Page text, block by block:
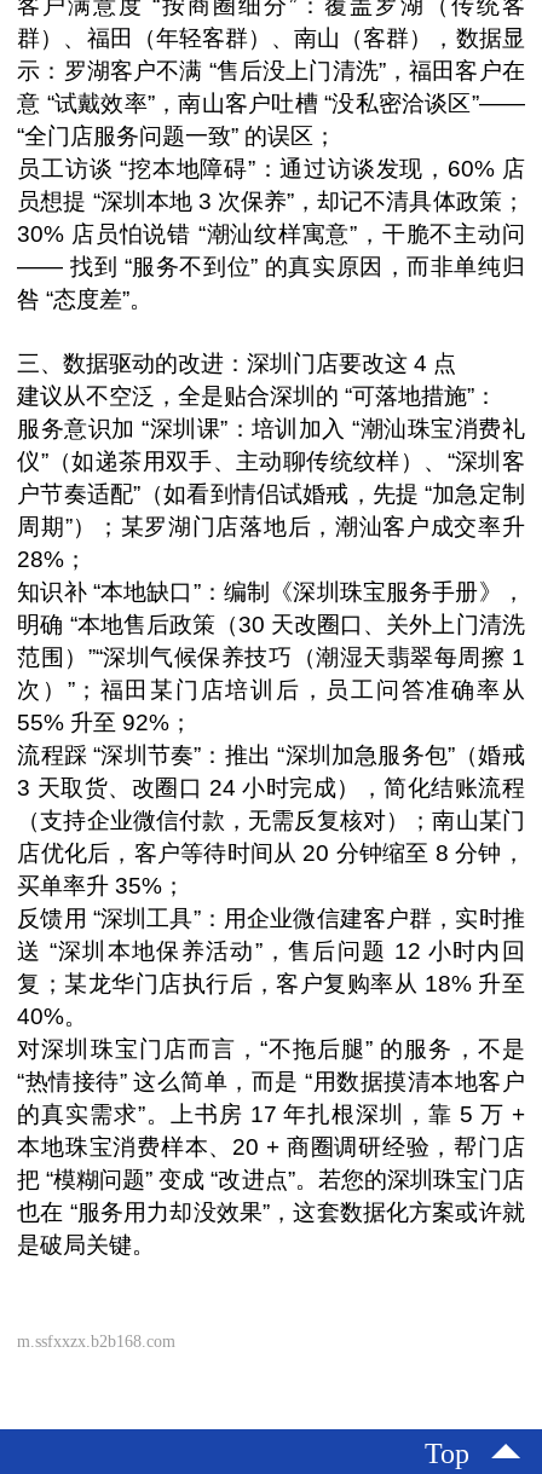
客户满意度 “按商圈细分”：覆盖罗湖（传统客
群）、福田（年轻客群）、南山（客群），数据显
示：罗湖客户不满 “售后没上门清洗”，福田客户在
意 “试戴效率”，南山客户吐槽 “没私密洽谈区”——
“全门店服务问题一致” 的误区；
员工访谈 “挖本地障碍”：通过访谈发现，60% 店
员想提 “深圳本地 3 次保养”，却记不清具体政策；
30% 店员怕说错 “潮汕纹样寓意”，干脆不主动问
—— 找到 “服务不到位” 的真实原因，而非单纯归
咎 “态度差”。
三、数据驱动的改进：深圳门店要改这 4 点
建议从不空泛，全是贴合深圳的 “可落地措施”：
服务意识加 “深圳课”：培训加入 “潮汕珠宝消费礼
仪”（如递茶用双手、主动聊传统纹样）、“深圳客
户节奏适配”（如看到情侣试婚戒，先提 “加急定制
周期”）；某罗湖门店落地后，潮汕客户成交率升
28%；
知识补 “本地缺口”：编制《深圳珠宝服务手册》，
明确 “本地售后政策（30 天改圈口、关外上门清洗
范围）”“深圳气候保养技巧（潮湿天翡翠每周擦 1
次）”；福田某门店培训后，员工问答准确率从
55% 升至 92%；
流程踩 “深圳节奏”：推出 “深圳加急服务包”（婚戒
3 天取货、改圈口 24 小时完成），简化结账流程
（支持企业微信付款，无需反复核对）；南山某门
店优化后，客户等待时间从 20 分钟缩至 8 分钟，
买单率升 35%；
反馈用 “深圳工具”：用企业微信建客户群，实时推
送 “深圳本地保养活动”，售后问题 12 小时内回
复；某龙华门店执行后，客户复购率从 18% 升至
40%。
对深圳珠宝门店而言，“不拖后腿” 的服务，不是
“热情接待” 这么简单，而是 “用数据摸清本地客户
的真实需求”。上书房 17 年扎根深圳，靠 5 万 +
本地珠宝消费样本、20 + 商圈调研经验，帮门店
把 “模糊问题” 变成 “改进点”。若您的深圳珠宝门店
也在 “服务用力却没效果”，这套数据化方案或许就
是破局关键。
m.ssfxxzx.b2b168.com
Top